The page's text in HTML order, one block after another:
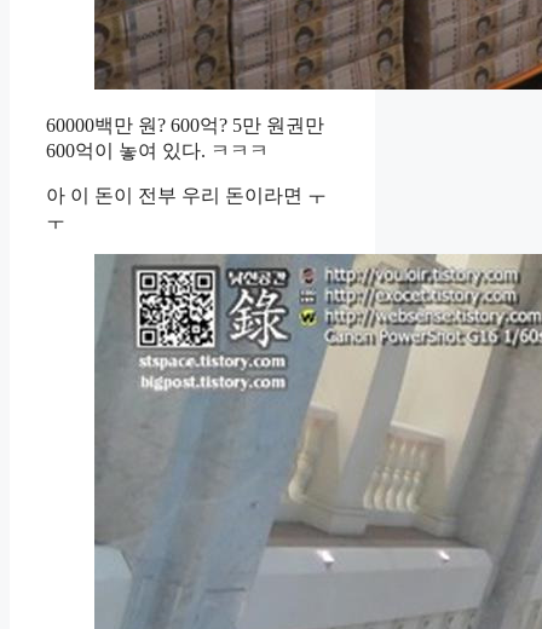
60000백만 원? 600억? 5만 원권만
600억이 놓여 있다. ㅋㅋㅋ
아 이 돈이 전부 우리 돈이라면 ㅜ
ㅜ